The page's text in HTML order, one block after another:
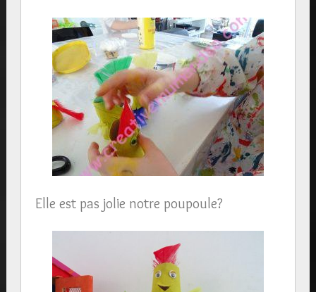
Elle est pas jolie notre poupoule?